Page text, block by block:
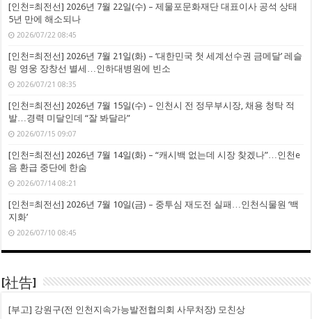
[인천=최전선] 2026년 7월 22일(수) – 제물포문화재단 대표이사 공석 상태
5년 만에 해소되나
2026/07/22 08:45
[인천=최전선] 2026년 7월 21일(화) – ‘대한민국 첫 세계선수권 금메달’ 레슬
링 영웅 장창선 별세…인하대병원에 빈소
2026/07/21 08:35
[인천=최전선] 2026년 7월 15일(수) – 인천시 전 정무부시장, 채용 청탁 적
발…경력 미달인데 “잘 봐달라”
2026/07/15 09:07
[인천=최전선] 2026년 7월 14일(화) – “캐시백 없는데 시장 찾겠나”…인천e
음 환급 중단에 한숨
2026/07/14 08:21
[인천=최전선] 2026년 7월 10일(금) – 중투심 재도전 실패…인천식물원 ‘백
지화’
2026/07/10 08:45
[社告]
[부고] 강원구(전 인천지속가능발전협의회 사무처장) 모친상